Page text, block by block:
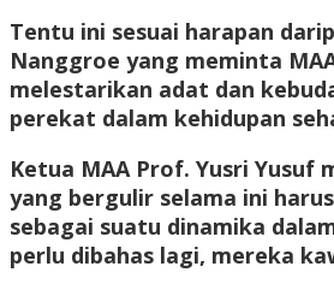
Tentu ini sesuai harapan
Nanggroe yang meminta
melestarikan adat dan
perekat dalam kehidupan
Ketua MAA Prof. Yusri Yusuf
yang bergulir selama ini
sebagai suatu dinamika
perlu dibahas lagi, mereka